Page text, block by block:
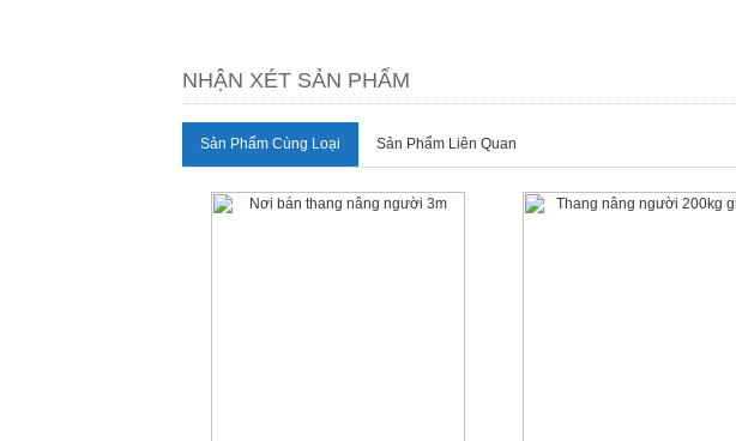
NHẬN XÉT SẢN PHẨM
Sản Phẩm Cùng Loại Sản Phẩm Liên Quan